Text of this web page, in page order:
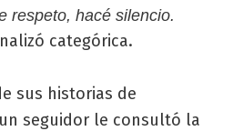
respeto, hacé silencio.
categórica.
sus historias de
un seguidor le consultó la